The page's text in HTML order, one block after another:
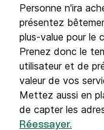
Personne n'ira
présentez
plus-value pour le
Prenez donc le
utilisateur et de
valeur de vos
Mettez aussi en
de capter les
Réessayer.